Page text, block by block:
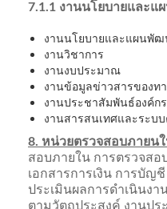
7.1.1 งานนโยบายและแ
งานนโยบายและแผนพัฒ
งานวิชาการ
งานงบประมาณ
งานข้อมูลข่าวสารของท
งานประชาสัมพันธ์องค์กร
งานสารสนเทศและระบ
8. หน่วยตรวจสอบภายน
สอบภายใน การตรวจส
เอกสารการเงิน การบัญ
ประเมินผลการดำเนินงา
ตามวัตถุประสงค์ งานป